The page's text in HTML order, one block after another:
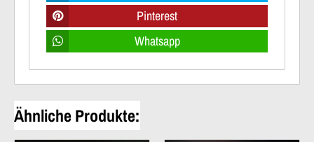
Pinterest
Whatsapp
Ähnliche Produkte: